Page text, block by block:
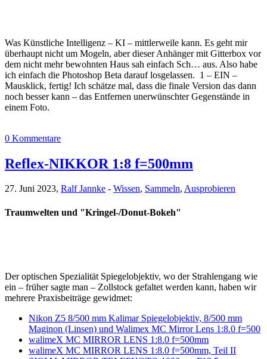
Was Künstliche Intelligenz – KI – mittlerweile kann. Es geht mir
überhaupt nicht um Mogeln, aber dieser Anhänger mit Gitterbox vor
dem nicht mehr bewohnten Haus sah einfach Sch… aus. Also habe
ich einfach die Photoshop Beta darauf losgelassen. 1 – EIN –
Mausklick, fertig! Ich schätze mal, dass die finale Version das dann
noch besser kann – das Entfernen unerwünschter Gegenstände in
einem Foto.
0 Kommentare
Reflex-NIKKOR 1:8 f=500mm
27. Juni 2023, Ralf Jannke - Wissen, Sammeln, Ausprobieren
Traumwelten und "Kringel-/Donut-Bokeh"
Der optischen Spezialität Spiegelobjektiv, wo der Strahlengang wie
ein – früher sagte man – Zollstock gefaltet werden kann, haben wir
mehrere Praxisbeiträge gewidmet:
Nikon Z5 8/500 mm Kalimar Spiegelobjektiv, 8/500 mm
Maginon (Linsen) und Walimex MC Mirror Lens 1:8.0 f=500
walimeX MC MIRROR LENS 1:8.0 f=500mm
walimeX MC MIRROR LENS 1:8.0 f=500mm, Teil II